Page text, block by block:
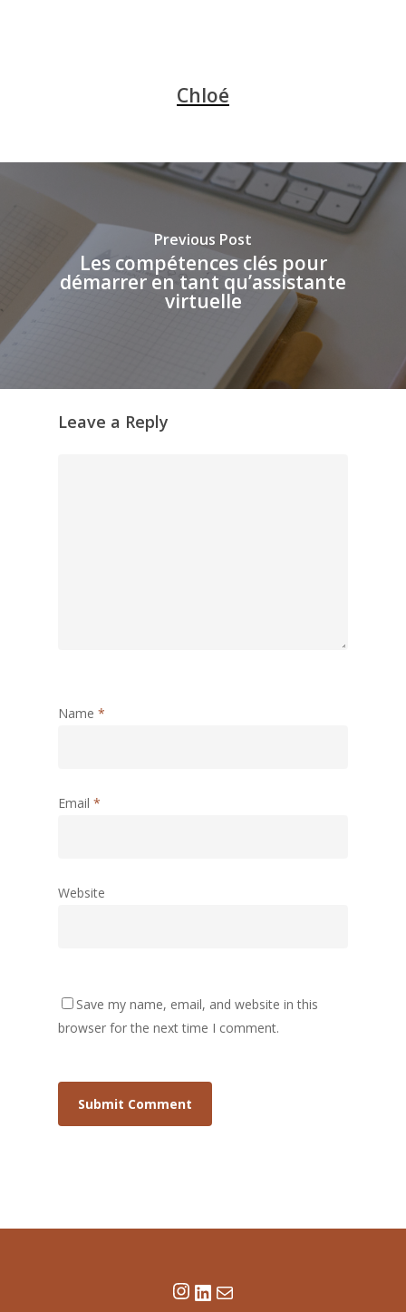
Chloé
Previous Post
Les compétences clés pour
démarrer en tant qu’assistante
virtuelle
Leave a Reply
Name *
Email *
Website
Save my name, email, and website in this
browser for the next time I comment.
Instagram
LinkedIn